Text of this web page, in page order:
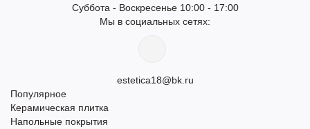
Суббота - Воскресенье 10:00 - 17:00
Мы в социальных сетях:
estetica18@bk.ru
Популярное
Керамическая плитка
Напольные покрытия